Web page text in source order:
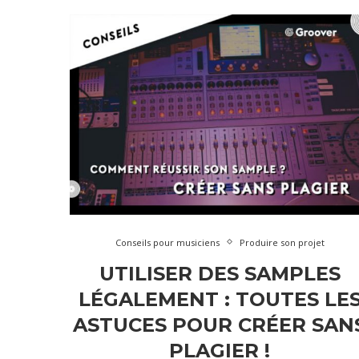
Conseils pour musiciens Produire son projet
UTILISER DES SAMPLES
LÉGALEMENT : TOUTES
ASTUCES POUR CRÉER
PLAGIER !